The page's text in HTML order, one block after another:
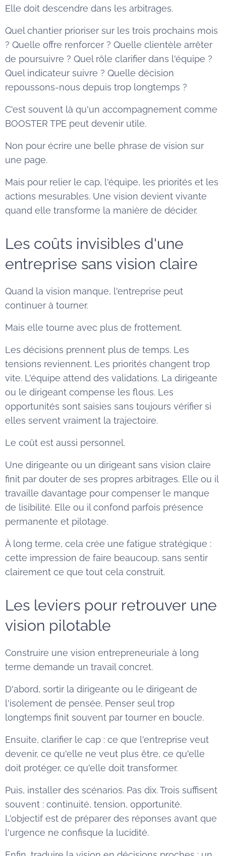
Elle doit descendre dans les arbitrages.
Quel chantier prioriser sur les trois prochains mois
? Quelle offre renforcer ? Quelle clientèle arrêter
de poursuivre ? Quel rôle clarifier dans l'équipe ?
Quel indicateur suivre ? Quelle décision
repoussons-nous depuis trop longtemps ?
C'est souvent là qu'un accompagnement comme
BOOSTER TPE peut devenir utile.
Non pour écrire une belle phrase de vision sur
une page.
Mais pour relier le cap, l'équipe, les priorités et les
actions mesurables. Une vision devient vivante
quand elle transforme la manière de décider.
Les coûts invisibles d'une
entreprise sans vision claire
Quand la vision manque, l'entreprise peut
continuer à tourner.
Mais elle tourne avec plus de frottement.
Les décisions prennent plus de temps. Les
tensions reviennent. Les priorités changent trop
vite. L'équipe attend des validations. La dirigeante
ou le dirigeant compense les flous. Les
opportunités sont saisies sans toujours vérifier si
elles servent vraiment la trajectoire.
Le coût est aussi personnel.
Une dirigeante ou un dirigeant sans vision claire
finit par douter de ses propres arbitrages. Elle ou il
travaille davantage pour compenser le manque
de lisibilité. Elle ou il confond parfois présence
permanente et pilotage.
À long terme, cela crée une fatigue stratégique :
cette impression de faire beaucoup, sans sentir
clairement ce que tout cela construit.
Les leviers pour retrouver une
vision pilotable
Construire une vision entrepreneuriale à long
terme demande un travail concret.
D'abord, sortir la dirigeante ou le dirigeant de
l'isolement de pensée. Penser seul trop
longtemps finit souvent par tourner en boucle.
Ensuite, clarifier le cap : ce que l'entreprise veut
devenir, ce qu'elle ne veut plus être, ce qu'elle
doit protéger, ce qu'elle doit transformer.
Puis, installer des scénarios. Pas dix. Trois suffisent
souvent : continuité, tension, opportunité.
L'objectif est de préparer des réponses avant que
l'urgence ne confisque la lucidité.